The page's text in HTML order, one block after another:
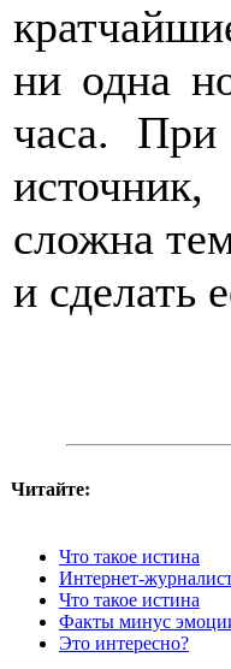
ни одна
часа. При
сложна
и сделать
Читайте:
Что такое истина
Интернет-
Что такое истина
Факты минус
Это интересно?